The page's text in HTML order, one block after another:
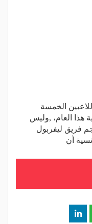
الخمسة
هذا العام، ,وليس
فريق ليفربول
أن